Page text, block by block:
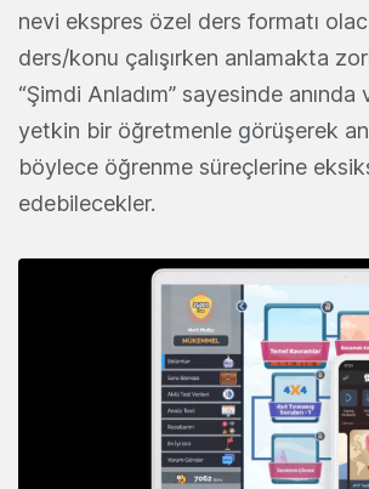
nevi ekspres özel ders formatı
ders/konu çalışırken anlamakta
“Şimdi Anladım” sayesinde
yetkin bir öğretmenle görüşerek
böylece öğrenme süreçlerine
edebilecekler.